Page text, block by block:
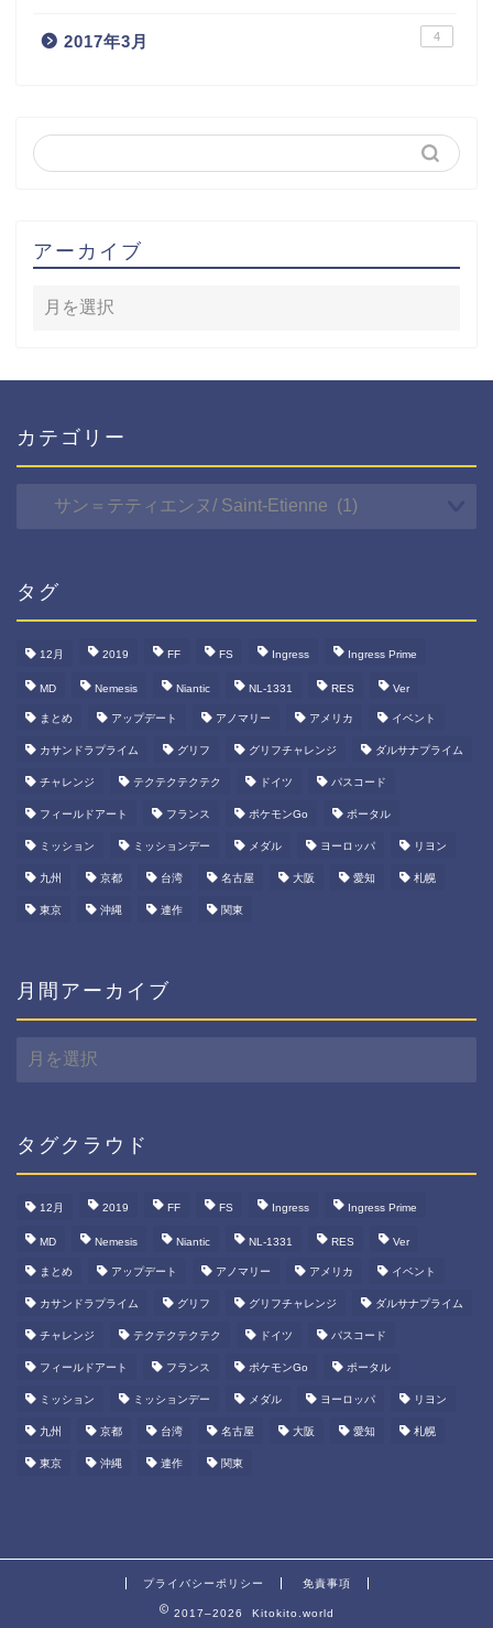
2017年3月 4
アーカイブ
カテゴリー
ー
タグ
12月 2019 FF FS Ingress Ingress Prime
MD Nemesis Niantic NL-1331 RES Ver
まとめ アップデート アノマリー アメリカ イベント
カサンドラプライム グリフ グリフチャレンジ ダルサナプライム
チャレンジ テクテクテクテク ドイツ パスコード
フィールドアート フランス ポケモンGo ポータル
ミッション ミッションデー メダル ヨーロッパ リヨン
九州 京都 台湾 名古屋 大阪 愛知 札幌
東京 沖縄 連作 関東
月間アーカイブ
間
カ
タグクラウド
12月 2019 FF FS Ingress Ingress Prime
MD Nemesis Niantic NL-1331 RES Ver
まとめ アップデート アノマリー アメリカ イベント
カサンドラプライム グリフ グリフチャレンジ ダルサナプライム
チャレンジ テクテクテクテク ドイツ パスコード
フィールドアート フランス ポケモンGo ポータル
ミッション ミッションデー メダル ヨーロッパ リヨン
九州 京都 台湾 名古屋 大阪 愛知 札幌
東京 沖縄 連作 関東
プライバシーポリシー 免責事項
2017–2026 Kitokito.world